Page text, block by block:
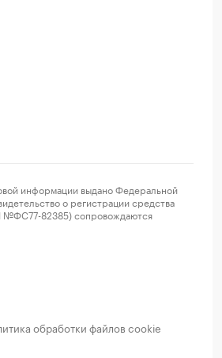
информации выдано Федеральной
о регистрации средства
№ФС77-82385) сопровождаются
обработки файлов cookie